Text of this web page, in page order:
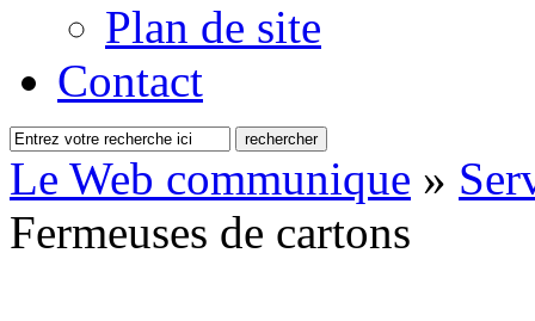
Plan de site
Contact
Le Web communique »
Fermeuses de cartons